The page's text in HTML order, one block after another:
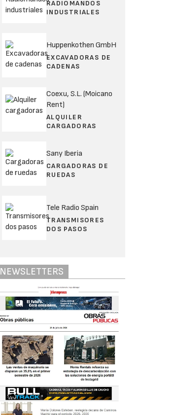
RADIOMANDOS
INDUSTRIALES
Huppenkothen GmbH
EXCAVADORAS DE
CADENAS
Coexu, S.L. (Moicano
Rent)
ALQUILER
CARGADORAS
Sany Iberia
CARGADORAS DE
RUEDAS
Tele Radio Spain
TRANSMISORES
DOS PASOS
NEWSLETTERS